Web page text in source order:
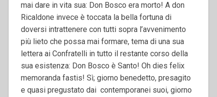
mai dare in vita sua: Don Bosco era morto! A don
Ricaldone invece è toccata la bella fortuna di
doversi intrattenere con tutti sopra l’avvenimento
più lieto che possa mai formare, tema di una sua
lettera ai Confratelli in tutto il restante corso della
sua esistenza: Don Bosco è Santo! Oh dies felix
memoranda fastis! Sì; giorno benedetto, presagito
e quasi pregustato dai contemporanei suoi, giorno